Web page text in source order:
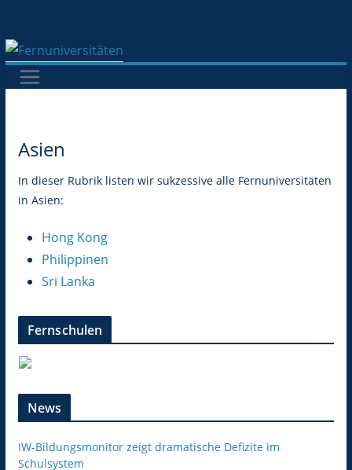
Inhalt
springen
Asien
In dieser Rubrik listen wir sukzessive alle Fernuniversitäten
in Asien:
Hong Kong
Philippinen
Sri Lanka
Fernschulen
News
IW-Bildungsmonitor zeigt dramatische Defizite im
Schulsystem